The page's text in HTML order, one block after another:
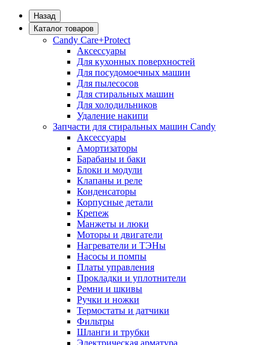
Назад
Каталог товаров
Candy Care+Protect
Аксессуары
Для кухонных поверхностей
Для посудомоечных машин
Для пылесосов
Для стиральных машин
Для холодильников
Удаление накипи
Запчасти для стиральных машин Candy
Аксессуары
Амортизаторы
Барабаны и баки
Блоки и модули
Клапаны и реле
Конденсаторы
Корпусные детали
Крепеж
Манжеты и люки
Моторы и двигатели
Нагреватели и ТЭНы
Насосы и помпы
Платы управления
Прокладки и уплотнители
Ремни и шкивы
Ручки и ножки
Термостаты и датчики
Фильтры
Шланги и трубки
Электрическая арматура